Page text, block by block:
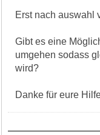
Erst nach auswahl
Gibt es eine
umgehen sodass
wird?
Danke für eure